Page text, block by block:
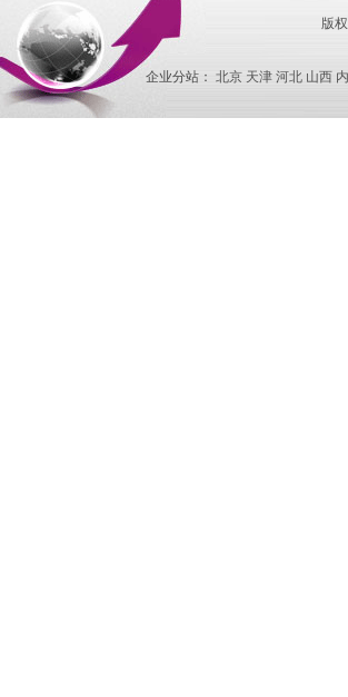
版
企业分站： 北京 天津 河北 山西